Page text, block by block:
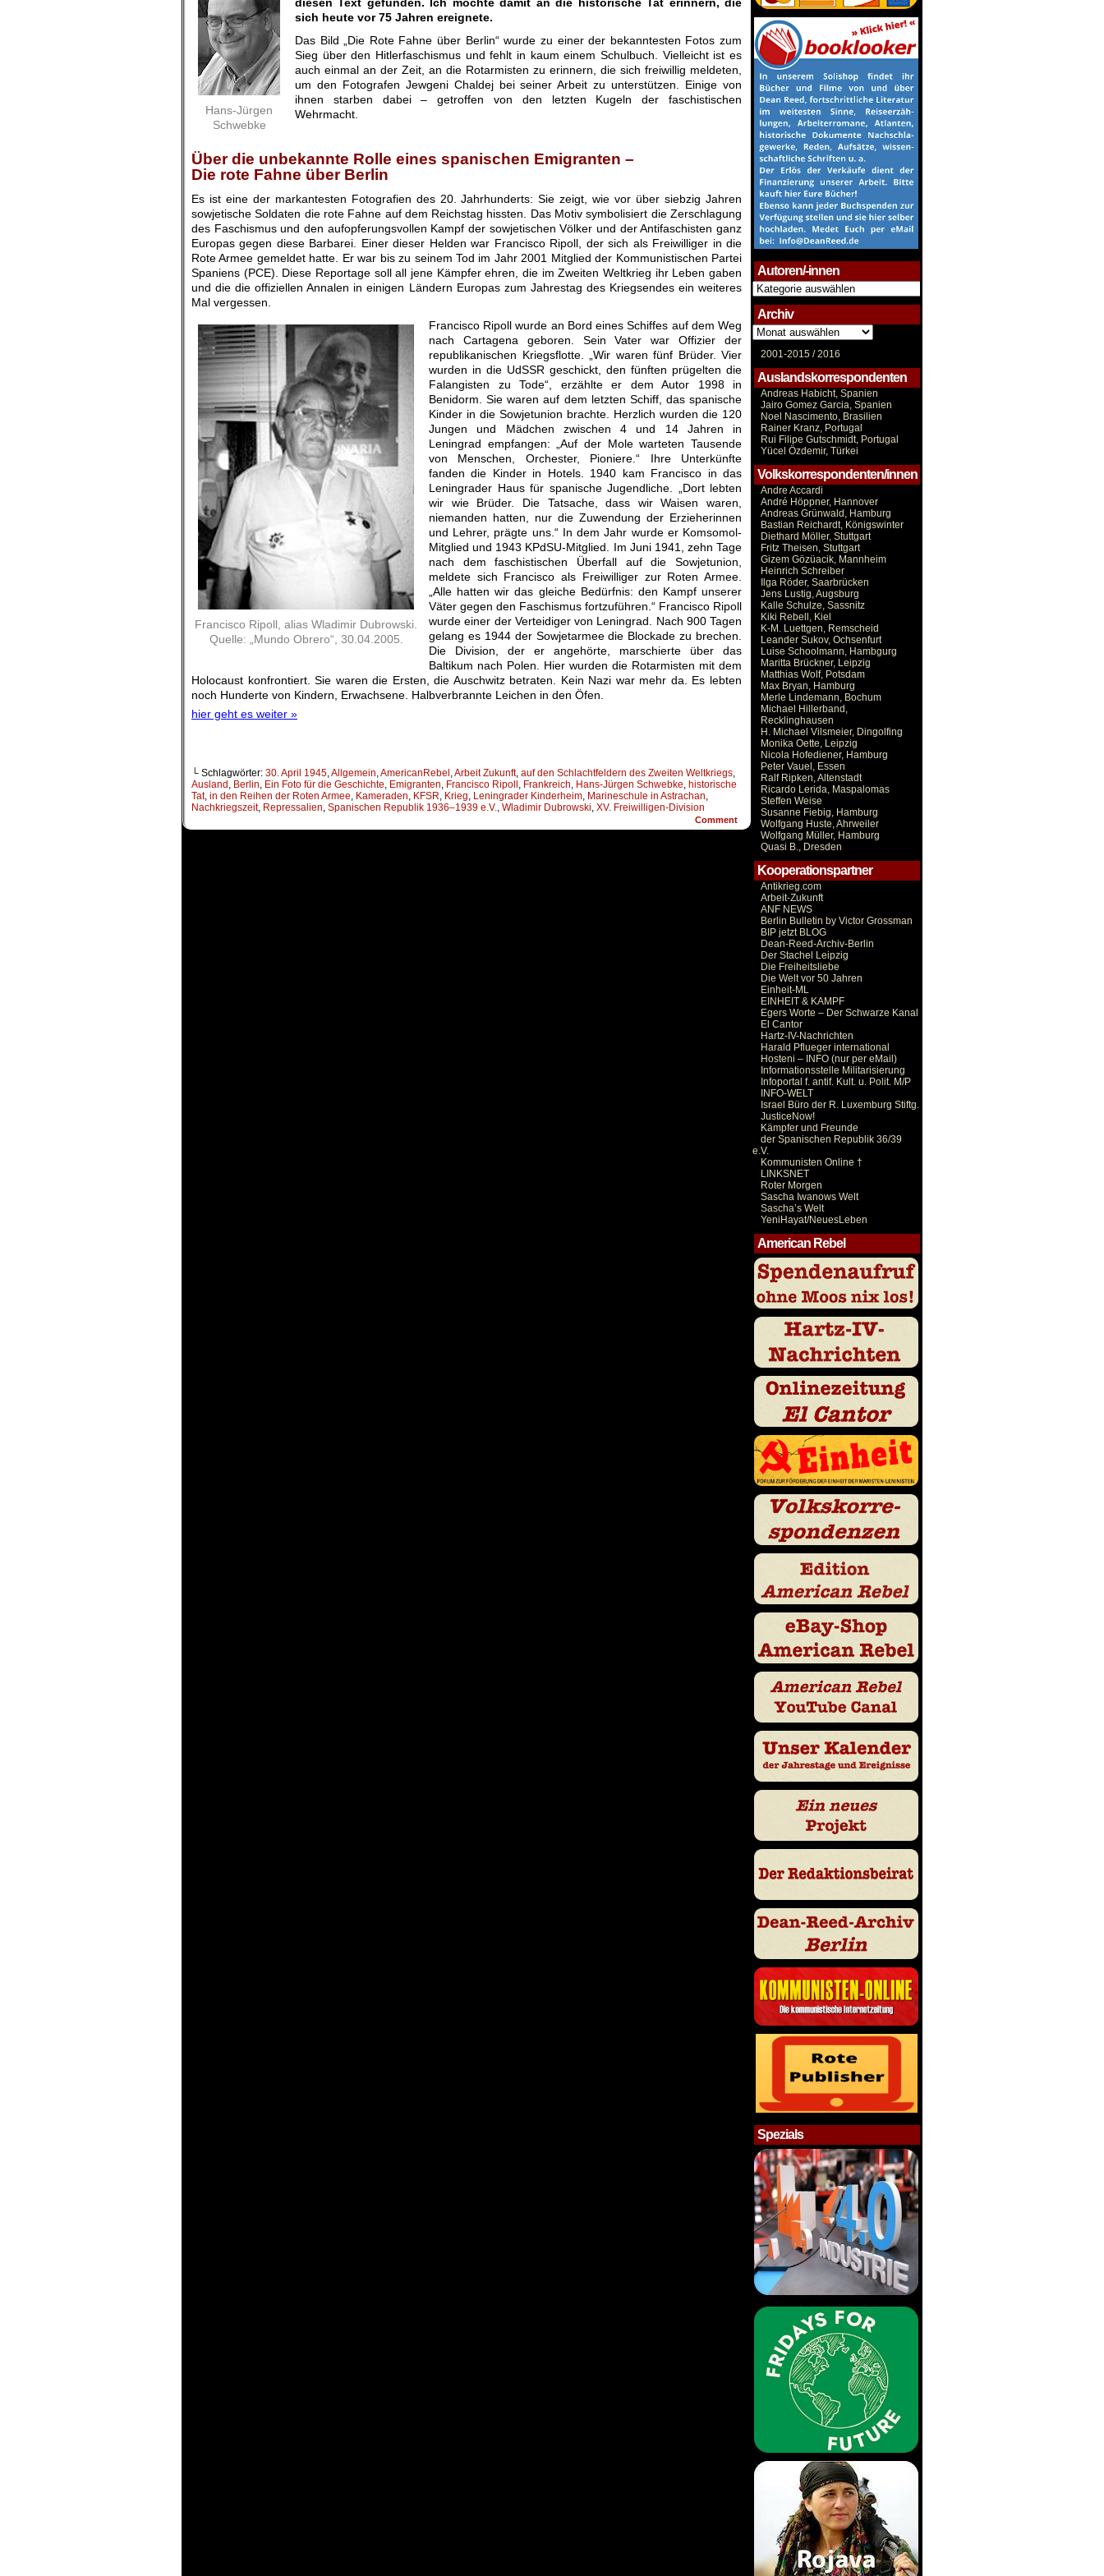
Hans-Jürgen
Schwebke
sich heute vor 75 Jahren ereignete.
Das Bild „Die Rote Fahne über Berlin“ wurde zu einer der bekanntesten Fotos zum
Sieg über den Hitlerfaschismus und fehlt in kaum einem Schulbuch. Vielleicht ist es
auch einmal an der Zeit, an die Rotarmisten zu erinnern, die sich freiwillig meldeten,
um den Fotografen Jewgeni Chaldej bei seiner Arbeit zu unterstützen. Einige von
ihnen starben dabei – getroffen von den letzten Kugeln der faschistischen
Wehrmacht.
Über die unbekannte Rolle eines spanischen Emigranten –
Die rote Fahne über Berlin
Es ist eine der markantesten Fotografien des 20. Jahrhunderts: Sie zeigt, wie vor über siebzig Jahren
sowjetische Soldaten die rote Fahne auf dem Reichstag hissten. Das Motiv symbolisiert die Zerschlagung
des Faschismus und den aufopferungsvollen Kampf der sowjetischen Völker und der Antifaschisten ganz
Europas gegen diese Barbarei. Einer dieser Helden war Francisco Ripoll, der sich als Freiwilliger in die
Rote Armee gemeldet hatte. Er war bis zu seinem Tod im Jahr 2001 Mitglied der Kommunistischen Partei
Spaniens (PCE). Diese Reportage soll all jene Kämpfer ehren, die im Zweiten Weltkrieg ihr Leben gaben
und die die offiziellen Annalen in einigen Ländern Europas zum Jahrestag des Kriegsendes ein weiteres
Mal vergessen.
Francisco Ripoll, alias Wladimir Dubrowski.
Quelle: „Mundo Obrero“, 30.04.2005.
Francisco Ripoll wurde an Bord eines Schiffes auf dem Weg
nach Cartagena geboren. Sein Vater war Offizier der
republikanischen Kriegsflotte. „Wir waren fünf Brüder. Vier
wurden in die UdSSR geschickt, den fünften prügelten die
Falangisten zu Tode“, erzählte er dem Autor 1998 in
Benidorm. Sie waren auf dem letzten Schiff, das spanische
Kinder in die Sowjetunion brachte. Herzlich wurden die 120
Jungen und Mädchen zwischen 4 und 14 Jahren in
Leningrad empfangen: „Auf der Mole warteten Tausende
von Menschen, Orchester, Pioniere.“ Ihre Unterkünfte
fanden die Kinder in Hotels. 1940 kam Francisco in das
Leningrader Haus für spanische Jugendliche. „Dort lebten
wir wie Brüder. Die Tatsache, dass wir Waisen waren,
niemanden hatten, nur die Zuwendung der Erzieherinnen
und Lehrer, prägte uns.“ In dem Jahr wurde er Komsomol-
Mitglied und 1943 KPdSU-Mitglied. Im Juni 1941, zehn Tage
nach dem faschistischen Überfall auf die Sowjetunion,
meldete sich Francisco als Freiwilliger zur Roten Armee.
„Alle hatten wir das gleiche Bedürfnis: den Kampf unserer
Väter gegen den Faschismus fortzuführen.“ Francisco Ripoll
wurde einer der Verteidiger von Leningrad. Nach 900 Tagen
gelang es 1944 der Sowjetarmee die Blockade zu brechen.
Die Division, der er angehörte, marschierte über das
Baltikum nach Polen. Hier wurden die Rotarmisten mit dem
Holocaust konfrontiert. Sie waren die Ersten, die Auschwitz betraten. Kein Nazi war mehr da. Es lebten
noch Hunderte von Kindern, Erwachsene. Halbverbrannte Leichen in den Öfen.
hier geht es weiter »
└ Schlagwörter: 30. April 1945,Allgemein,AmericanRebel ,Arbeit Zukunft, auf den Schlachtfeldern des Zweiten Weltkriegs,
Ausland , Berlin, Ein Foto für die Geschichte, Emigranten, Francisco Ripoll , Frankreich, Hans-Jürgen Schwebke, historische
Tat, in den Reihen der Roten Armee, Kameraden, KFSR, Krieg, Leningrader Kinderheim, Marineschule in Astrachan,
Nachkriegszeit, Repressalien, Spanischen Republik 1936–1939 e.V., Wladimir Dubrowski, XV. Freiwilligen-Division
Comment
Autoren/-innen
Autoren/-
innen
Archiv
Archiv
2001-2015 /2016
Auslandskorrespondenten
Andreas Habicht, Spanien
Jairo Gomez Garcia, Spanien
Noel Nascimento, Brasilien
Rainer Kranz, Portugal
Rui Filipe Gutschmidt, Portugal
Yücel Özdemir, Türkei
Volkskorrespondenten/innen
Andre Accardi
André Höppner, Hannover
Andreas Grünwald, Hamburg
Bastian Reichardt, Königswinter
Diethard Möller, Stuttgart
Fritz Theisen, Stuttgart
Gizem Gözüacik, Mannheim
Heinrich Schreiber
Ilga Röder, Saarbrücken
Jens Lustig, Augsburg
Kalle Schulze, Sassnitz
Kiki Rebell, Kiel
K-M. Luettgen, Remscheid
Leander Sukov, Ochsenfurt
Luise Schoolmann, Hambgurg
Maritta Brückner, Leipzig
Matthias Wolf, Potsdam
Max Bryan, Hamburg
Merle Lindemann, Bochum
Michael Hillerband,
Recklinghausen
H. Michael Vilsmeier, Dingolfing
Monika Oette, Leipzig
Nicola Hofediener, Hamburg
Peter Vauel, Essen
Ralf Ripken, Altenstadt
Ricardo Lerida, Maspalomas
Steffen Weise
Susanne Fiebig, Hamburg
Wolfgang Huste, Ahrweiler
Wolfgang Müller, Hamburg
Quasi B., Dresden
Kooperationspartner
Antikrieg.com
Arbeit-Zukunft
ANF NEWS
Berlin Bulletin by Victor Grossman
BIP jetzt BLOG
Dean-Reed-Archiv-Berlin
Der Stachel Leipzig
Die Freiheitsliebe
Die Welt vor 50 Jahren
Einheit-ML
EINHEIT & KAMPF
Egers Worte – Der Schwarze Kanal
El Cantor
Hartz-IV-Nachrichten
Harald Pflueger international
Hosteni – INFO (nur per eMail)
Informationsstelle Militarisierung
Infoportal f. antif. Kult. u. Polit. M/P
INFO-WELT
Israel Büro der R. Luxemburg Stiftg.
JusticeNow!
Kämpfer und Freunde
der Spanischen Republik 36/39
e.V.
Kommunisten Online †
LINKSNET
Roter Morgen
Sascha Iwanows Welt
Sascha’s Welt
YeniHayat/NeuesLeben
American Rebel
Spezials